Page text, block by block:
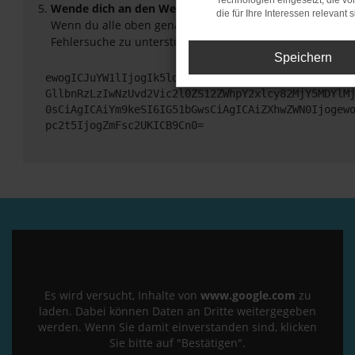
Wende dich an den Webseitenbetreiber.
Wenn du alle oben genannten Schritte versucht hast,
Fehlersuche zu unterstützen:
pc2t5IjogZmFsc2UKICB9Cn0=
Es wird versucht, Inhalte von www.google.com zu
laden. Dabei können Daten an Dritte weitergegeben
werden. Wenn Sie damit einverstanden sind, klicken
Sie bitte auf "Bestätigen".
die für Ihre Interessen relevant
Speichern